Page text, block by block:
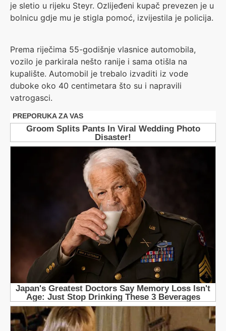
je sletio u rijeku Steyr. Ozlijeđeni kupač prevezen je u
bolnicu gdje mu je stigla pomoć, izvijestila je policija.
Prema riječima 55-godišnje vlasnice automobila,
vozilo je parkirala nešto ranije i sama otišla na
kupalište. Automobil je trebalo izvaditi iz vode
duboke oko 40 centimetara što su i napravili
vatrogasci.